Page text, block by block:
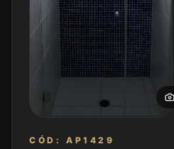
CÓD: AP1429